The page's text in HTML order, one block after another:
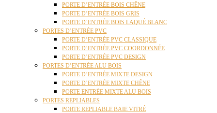
PORTE D’ENTRÉE BOIS CHÊNE
PORTE D’ENTRÉE BOIS GRIS
PORTE D’ENTRÉE BOIS LAQUÉ BLANC
PORTES D’ENTRÉE PVC
PORTE D’ENTRÉE PVC CLASSIQUE
PORTE D’ENTRÉE PVC COORDONNÉE
PORTE D’ENTRÉE PVC DESIGN
PORTES D’ENTRÉE ALU BOIS
PORTE D’ENTRÉE MIXTE DESIGN
PORTE D’ENTRÉE MIXTE CHÊNE
PORTE ENTRÉE MIXTE ALU BOIS
PORTES REPLIABLES
PORTE REPLIABLE BAIE VITRÉ